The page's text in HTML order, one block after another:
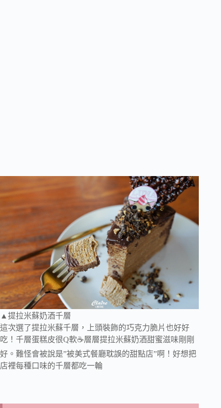
▲提拉米蘇奶酒千層
這次選了提拉米蘇千層，上頭裝飾的巧克力脆片也好好
吃！千層蛋糕皮很Q軟☕️層層提拉米蘇奶酒甜蜜滋味剛剛
好。難怪會被說是”被美式餐廳耽誤的甜點店”啊！好想把
店裡每種口味的千層都吃一輪